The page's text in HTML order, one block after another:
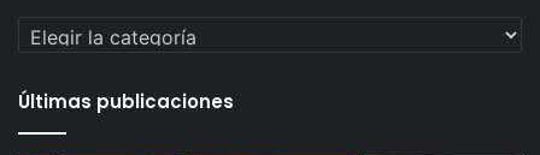
Categorías
Últimas publicaciones